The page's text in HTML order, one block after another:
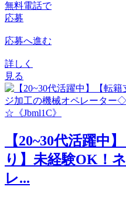
無料電話で
応募
応募へ進む
詳しく
見る
【20~30代活躍中
り】未経験OK！
レ...